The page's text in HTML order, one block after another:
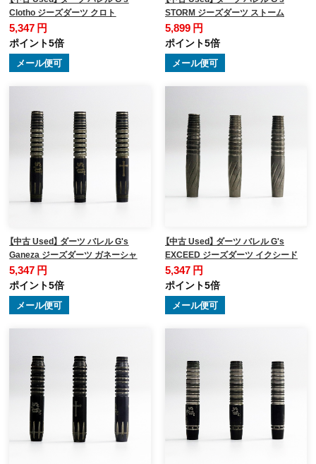
Clotho ジーズダーツ クロト
5,347 円
ポイント5倍
メール便可
STORM ジーズダーツ ストーム
5,899 円
ポイント5倍
メール便可
【中古 Used】 ダーツ バレル G's
Ganeza ジーズダーツ ガネーシャ
5,347 円
ポイント5倍
メール便可
【中古 Used】 ダーツ バレル G's
EXCEED ジーズダーツ イクシード
5,347 円
ポイント5倍
メール便可